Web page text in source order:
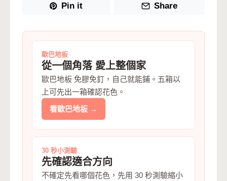
Pin it Share
歐巴地板
從一個角落 愛上整個家
歐巴地板 免膠免釘，自己就能鋪。五箱以
上可先出一箱確認花色。
看歐巴地板 →
30 秒小測驗
先確認適合方向
不確定先看哪個花色，先用 30 秒測驗縮小